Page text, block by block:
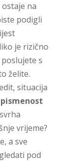
na
podigli
je rizično
s
želite.
situacija
vrijeme?
a sve
pod